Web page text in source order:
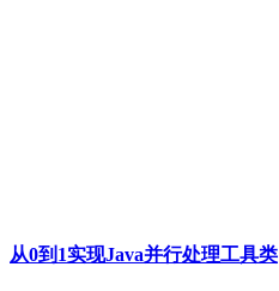
从0到1实现Java并行处理工具类